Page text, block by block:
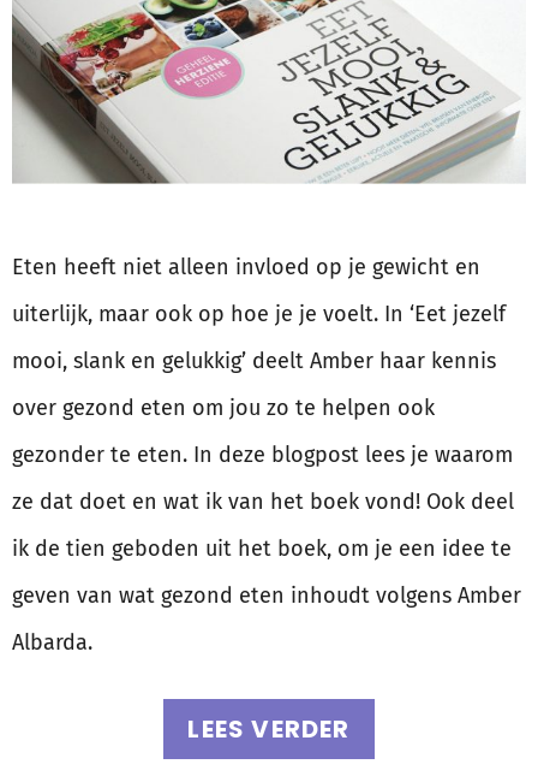
Eten heeft niet alleen invloed op je gewicht en
uiterlijk, maar ook op hoe je je voelt. In ‘Eet jezelf
mooi, slank en gelukkig’ deelt Amber haar kennis
over gezond eten om jou zo te helpen ook
gezonder te eten. In deze blogpost lees je waarom
ze dat doet en wat ik van het boek vond! Ook deel
ik de tien geboden uit het boek, om je een idee te
geven van wat gezond eten inhoudt volgens Amber
Albarda.
LEES VERDER